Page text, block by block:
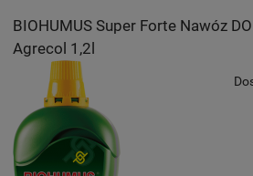
BIOHUMUS Super Forte Nawóz
Agrecol 1,2l